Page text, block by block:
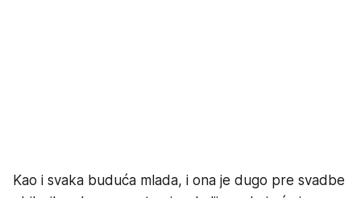
Kao i svaka buduća mlada, i ona je dugo pre svadbe